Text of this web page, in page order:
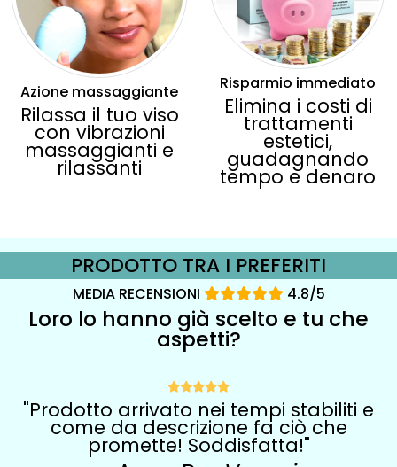
Azione massaggiante
Rilassa il tuo viso
con vibrazioni
massaggianti e
rilassanti
Risparmio immediato
Elimina i costi di
trattamenti
estetici,
guadagnando
tempo e denaro
PRODOTTO TRA I PREFERITI
MEDIA RECENSIONI 4.8/5
Loro lo hanno già scelto e tu che
aspetti?
"Prodotto arrivato nei tempi stabiliti e
come da descrizione fa ciò che
promette! Soddisfatta!"